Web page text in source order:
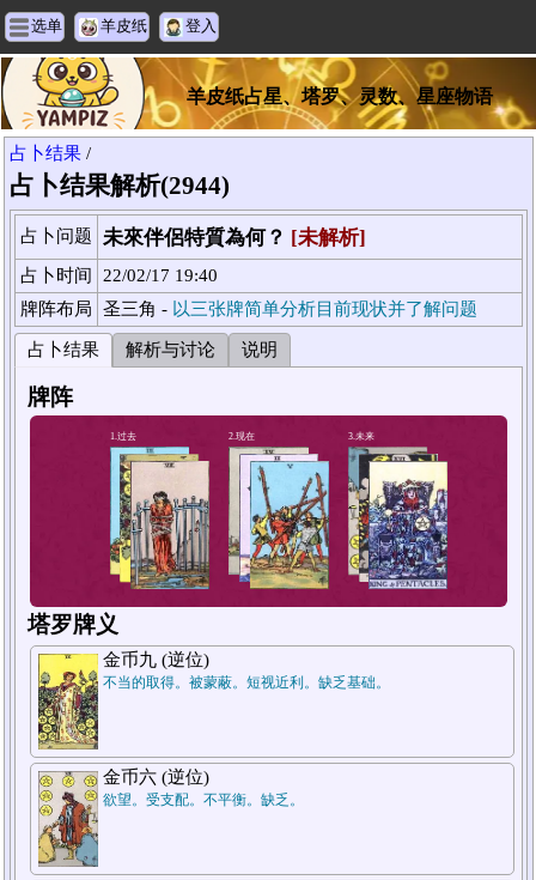
选单 羊皮纸 登入
羊皮纸占星、塔罗、灵数、星座物语
占卜结果 /
占卜结果解析(2944)
占卜问题 未來伴侶特質為何？ [未解析]
占卜时间
22/02/17 19:40
牌阵布局
圣三角 - 以三张牌简单分析目前现状并了解问题
占卜结果 解析与讨论 说明
牌阵
1.过去 2.现在
塔罗牌义
金币九 (逆位)
不当的取得。被蒙蔽。短视近利。缺乏基础。
金币六 (逆位)
欲望。受支配。不平衡。缺乏。